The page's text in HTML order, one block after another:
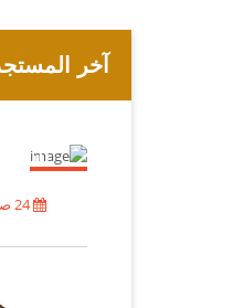
آخر
24 صفر 1448هـ الموافق 2026-8-07